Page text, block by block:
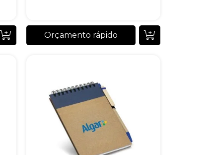
Orçamento rápido